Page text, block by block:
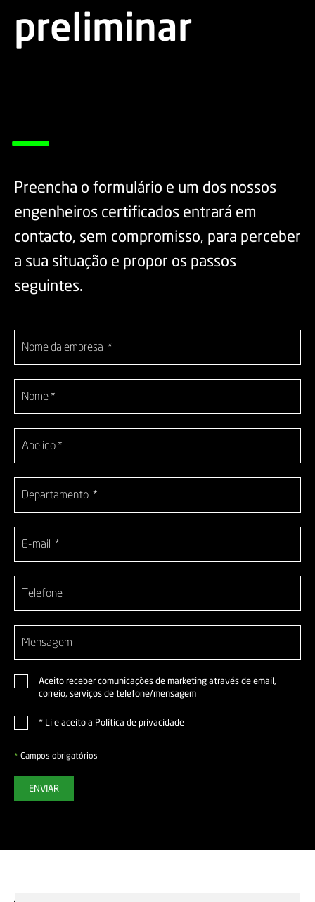
preliminar
Preencha o formulário e um dos nossos
engenheiros certificados entrará em
contacto, sem compromisso, para perceber
a sua situação e propor os passos
seguintes.
Aceito receber comunicações de marketing através de email,
correio, serviços de telefone/mensagem
* Li e aceito a Política de privacidade
* Campos obrigatórios
ENVIAR